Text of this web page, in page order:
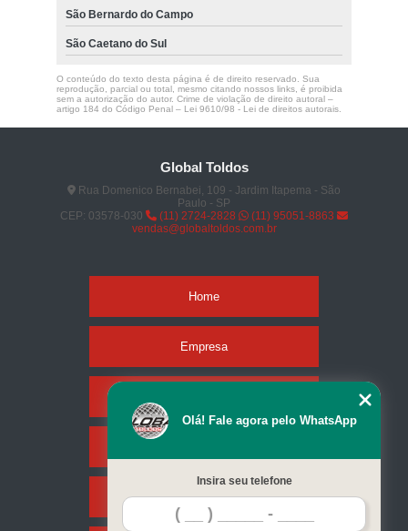
São Bernardo do Campo
São Caetano do Sul
O conteúdo do texto desta página é de direito reservado. Sua
reprodução, parcial ou total, mesmo citando nossos links, é proibida
sem a autorização do autor. Crime de violação de direito autoral –
artigo 184 do Código Penal – Lei 9610/98 - Lei de direitos autorais.
Global Toldos
Rua Domenico Bernabei, 109 - Jardim Itapema - São
Paulo - SP
CEP: 03578-030
(11) 2724-2828
(11) 95051-8863
vendas@globaltoldos.com.br
Home
Empresa
Contato
Olá! Fale agora pelo WhatsApp
Insira seu telefone